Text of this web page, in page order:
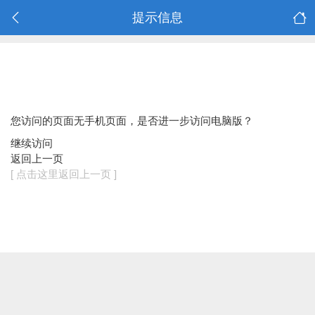
提示信息
您访问的页面无手机页面，是否进一步访问电脑版？
继续访问
返回上一页
[ 点击这里返回上一页 ]